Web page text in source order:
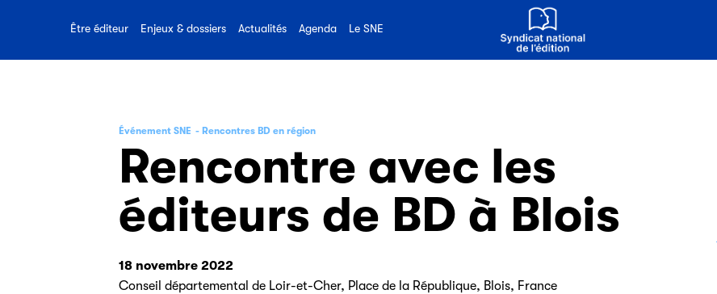
Être éditeur Enjeux & dossiers Actualités Agenda Le SNE
sur le métier d’éditeur
livre et la lecture.
Événement SNE Rencontres BD en région
Rencontre avec les
éditeurs de BD à Blois
18 novembre 2022
Conseil départemental de Loir-et-Cher, Place de la République, Blois, France